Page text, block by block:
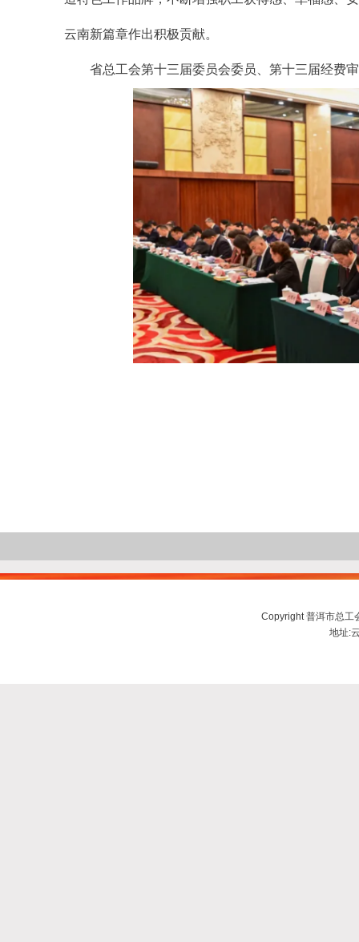
云南新篇章作出积极贡献。
省总工会第十三届委员会委员、第十三届经费
Copyright 普洱市总
地址: